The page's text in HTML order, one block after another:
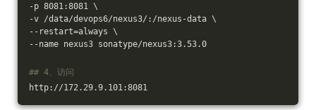
-p 8081:8081 \
-v /data/devops6/nexus3/:/nexus-data \
--restart=always \
--name nexus3 sonatype/nexus3:3.53.0
## 4、访问
http://172.29.9.101:8081